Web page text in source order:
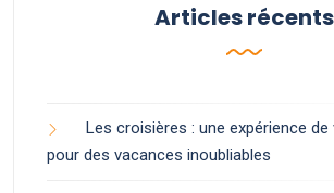
Articles récents
Les croisières : une expérience de
pour des vacances inoubliables